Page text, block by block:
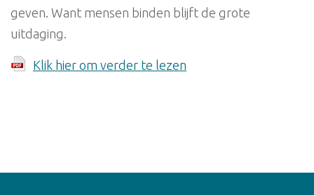
geven. Want mensen binden blijft de grote
uitdaging.
Klik hier om verder te lezen